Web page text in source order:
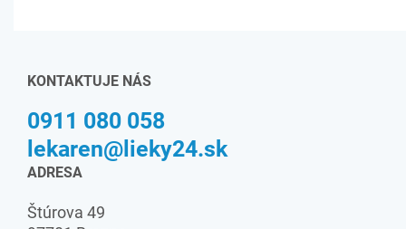
KONTAKTUJE NÁS
0911 080 058
lekaren@lieky24.sk
ADRESA
Štúrova 49